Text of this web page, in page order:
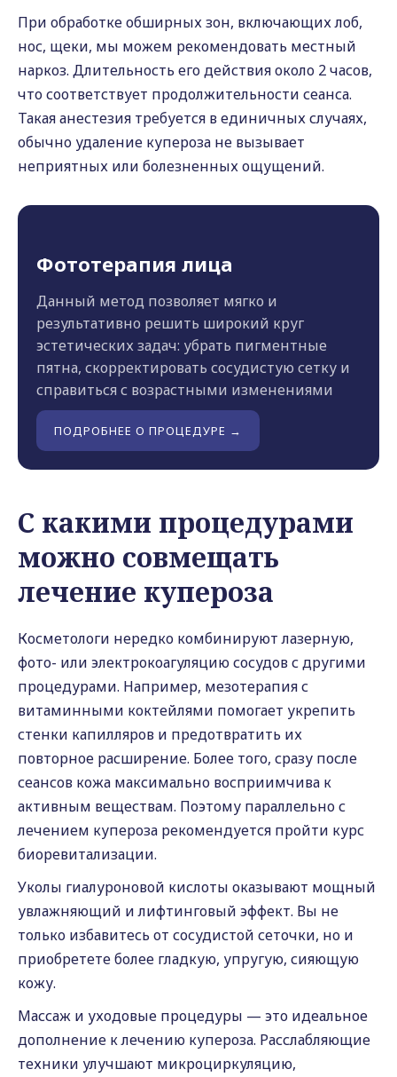
При обработке обширных зон, включающих лоб,
нос, щеки, мы можем рекомендовать местный
наркоз. Длительность его действия около 2 часов,
что соответствует продолжительности сеанса.
Такая анестезия требуется в единичных случаях,
обычно удаление купероза не вызывает
неприятных или болезненных ощущений.
Фототерапия лица
Данный метод позволяет мягко и
результативно решить широкий круг
эстетических задач: убрать пигментные
пятна, скорректировать сосудистую сетку и
справиться с возрастными изменениями
ПОДРОБНЕЕ О ПРОЦЕДУРЕ →
С какими процедурами
можно совмещать
лечение купероза
Косметологи нередко комбинируют лазерную,
фото- или электрокоагуляцию сосудов с другими
процедурами. Например, мезотерапия с
витаминными коктейлями помогает укрепить
стенки капилляров и предотвратить их
повторное расширение. Более того, сразу после
сеансов кожа максимально восприимчива к
активным веществам. Поэтому параллельно с
лечением купероза рекомендуется пройти курс
биоревитализации.
Уколы гиалуроновой кислоты оказывают мощный
увлажняющий и лифтинговый эффект. Вы не
только избавитесь от сосудистой сеточки, но и
приобретете более гладкую, упругую, сияющую
кожу.
Массаж и уходовые процедуры — это идеальное
дополнение к лечению купероза. Расслабляющие
техники улучшают микроциркуляцию,